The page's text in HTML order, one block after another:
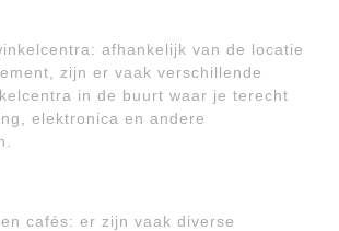
afhankelijk van de locatie
zijn er vaak verschillende
in de buurt waar je terecht
elektronica en andere
cafés: er zijn vaak diverse